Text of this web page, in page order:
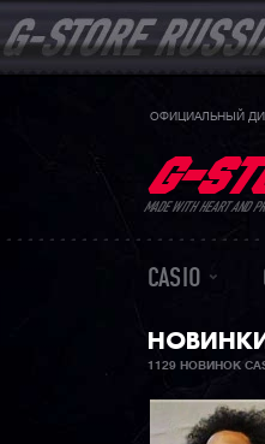
ОФИЦИАЛЬНЫЙ
MADE WITH HEART AND
CASIO
1129 НОВИНОК